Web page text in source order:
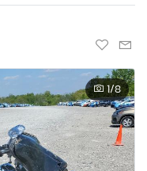
1/8